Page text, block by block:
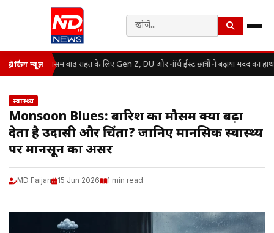
ब्रेकिंग न्यूज़ असम बाढ़ राहत के लिए Gen Z, DU और नॉर्थ ईस्ट छात्रों ने बढ़ाया मदद का हाथ
स्वास्थ्य
Monsoon Blues: बारिश का मौसम क्यों बढ़ा
देता है उदासी और चिंता? जानिए मानसिक स्वास्थ्य
पर मानसून का असर
MD Faijan 15 Jun 2026 1 min read